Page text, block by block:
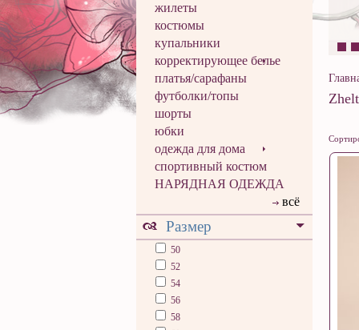
жилеты
костюмы
купальники
корректирующее белье
платья/сарафаны
футболки/топы
шорты
юбки
одежда для дома
спортивный костюм
НАРЯДНАЯ ОДЕЖДА
всё
Размер
50
52
54
56
58